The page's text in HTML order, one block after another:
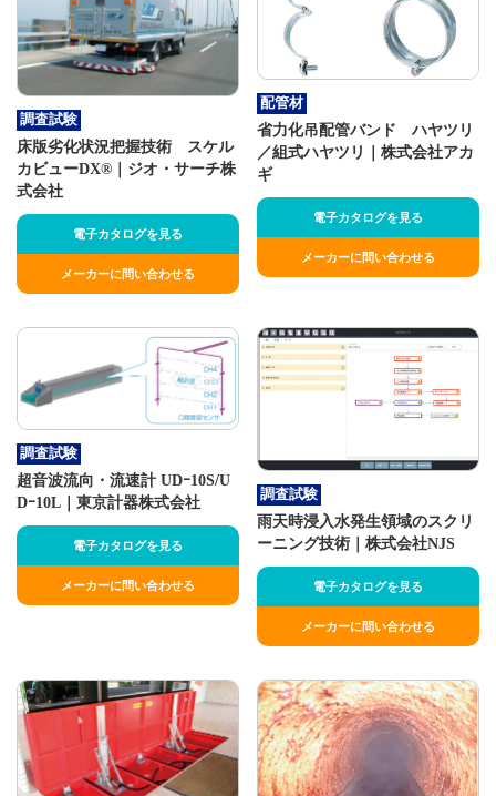
調査試験
床版劣化状況把握技術 スケル
カビューDX®｜ジオ・サーチ株
式会社
電子カタログを見る
メーカーに問い合わせる
配管材
省力化吊配管バンド ハヤツリ
／組式ハヤツリ｜株式会社アカ
ギ
電子カタログを見る
メーカーに問い合わせる
調査試験
超音波流向・流速計 UDｰ10S/U
Dｰ10L｜東京計器株式会社
電子カタログを見る
メーカーに問い合わせる
調査試験
雨天時浸入水発生領域のスクリ
ーニング技術｜株式会社NJS
電子カタログを見る
メーカーに問い合わせる